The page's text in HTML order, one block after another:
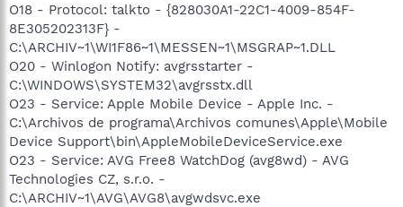
O18 - Protocol: talkto - {828030A1-22C1-4009-854F-
8E305202313F} -
C:\ARCHIV~1\WI1F86~1\MESSEN~1\MSGRAP~1.DLL
O20 - Winlogon Notify: avgrsstarter -
C:\WINDOWS\SYSTEM32\avgrsstx.dll
O23 - Service: Apple Mobile Device - Apple Inc. -
C:\Archivos de programa\Archivos comunes\Apple\Mobile
Device Support\bin\AppleMobileDeviceService.exe
O23 - Service: AVG Free8 WatchDog (avg8wd) - AVG
Technologies CZ, s.r.o. -
C:\ARCHIV~1\AVG\AVG8\avgwdsvc.exe